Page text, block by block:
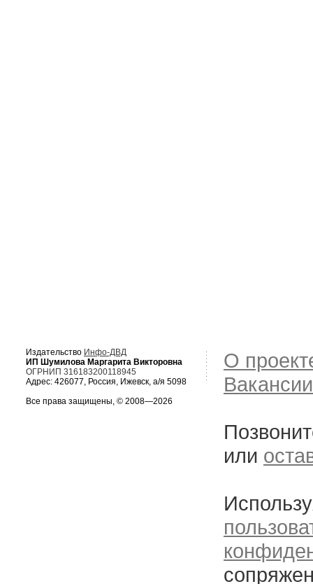
Издательство Инфо-ДВД
ИП Шумилова Маргарита Викторовна
ОГРНИП 316183200118945
Адрес: 426077, Россия, Ижевск, а/я 5098
Все права защищены, © 2008—2026
О
Вакансии
или